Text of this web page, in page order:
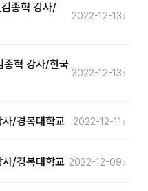
종혁 강사/
2022-12-13›
종혁 강사/한국
2022-12-13›
/경복대학교 2022-12-11 ›
/경복대학교 2022-12-09›